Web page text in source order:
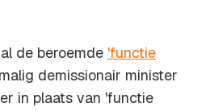
de beroemde 'functie
demissionair minister
in plaats van 'functie